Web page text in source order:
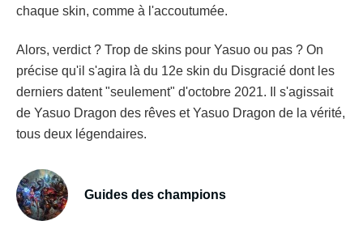
chaque skin, comme à l'accoutumée.
Alors, verdict ? Trop de skins pour Yasuo ou pas ? On
précise qu'il s'agira là du 12e skin du Disgracié dont les
derniers datent "seulement" d'octobre 2021. Il s'agissait
de Yasuo Dragon des rêves et Yasuo Dragon de la vérité,
tous deux légendaires.
Guides des champions